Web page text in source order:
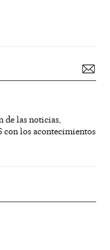
de las noticias,
con los acontecimientos